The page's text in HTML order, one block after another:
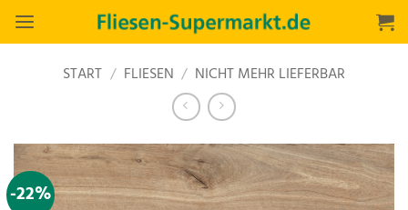
Zum
Inhalt
START / FLIESEN / NICHT MEHR LIEFERBAR
-22%